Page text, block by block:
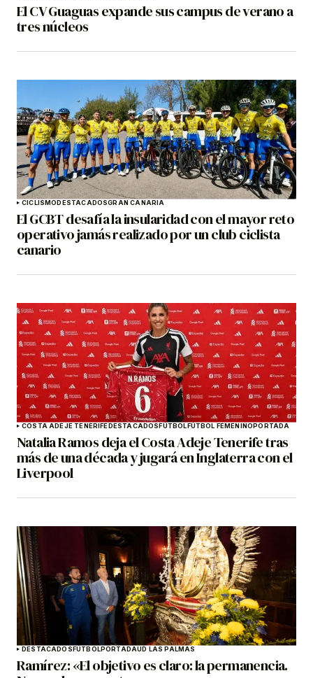
El CV Guaguas expande sus campus de verano a
tres núcleos
CICLISMODESTACADOSGRAN CANARIA
El GCBT desafía la insularidad con el mayor reto
operativo jamás realizado por un club ciclista
canario
COSTA ADEJE TENERIFEDESTACADOSFÚTBOLFÚTBOL FEMENINOPORTADA
Natalia Ramos deja el Costa Adeje Tenerife tras
más de una década y jugará en Inglaterra con el
Liverpool
DESTACADOSFÚTBOLPORTADAUD LAS PALMAS
Ramírez: «El objetivo es claro: la permanencia.